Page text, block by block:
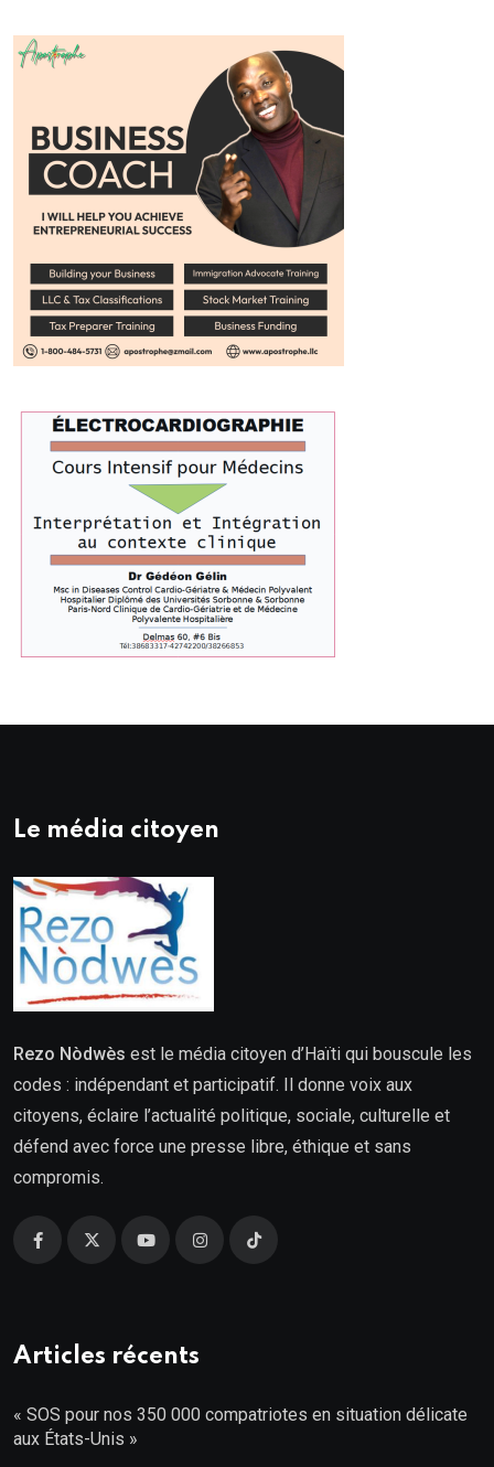
Le média citoyen
Rezo Nòdwès est le média citoyen d’Haïti qui bouscule les
codes : indépendant et participatif. Il donne voix aux
citoyens, éclaire l’actualité politique, sociale, culturelle et
défend avec force une presse libre, éthique et sans
compromis.
Articles récents
« SOS pour nos 350 000 compatriotes en situation délicate
aux États-Unis »